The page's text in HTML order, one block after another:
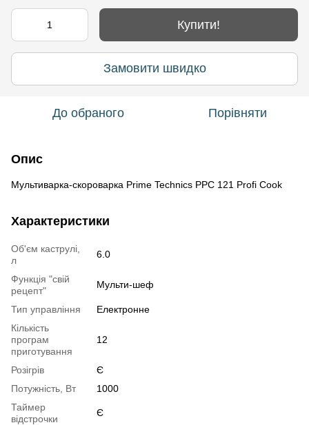
Купити!
Замовити швидко
До обраного Порівняти
Опис
Мультиварка-скороварка Prime Technics PPC 121 Profi Cook
Характеристики
Об'єм каструлі,
л
6.0
Функція "свій
рецепт"
Мульти-шеф
Тип управління
Електронне
Кількість
програм
приготування
12
Розігрів
Є
Потужність, Вт
1000
Таймер
відстрочки
Є